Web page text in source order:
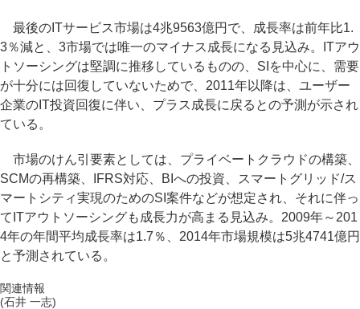
最後のITサービス市場は4兆9563億円で、成長率は前年比1.
3％減と、3市場では唯一のマイナス成長になる見込み。ITアウ
トソーシングは堅調に推移しているものの、SIを中心に、需要
が十分には回復していないためで、2011年以降は、ユーザー
企業のIT投資回復に伴い、プラス成長に戻るとの予測が示され
ている。
市場のけん引要素としては、プライベートクラウドの構築、
SCMの再構築、IFRS対応、BIへの投資、スマートグリッド/ス
マートシティ実現のためのSI案件などが想定され、それに伴っ
てITアウトソーシングも成長力が高まる見込み。2009年～201
4年の年間平均成長率は1.7％、2014年市場規模は5兆4741億円
と予測されている。
関連情報
(石井 一志)